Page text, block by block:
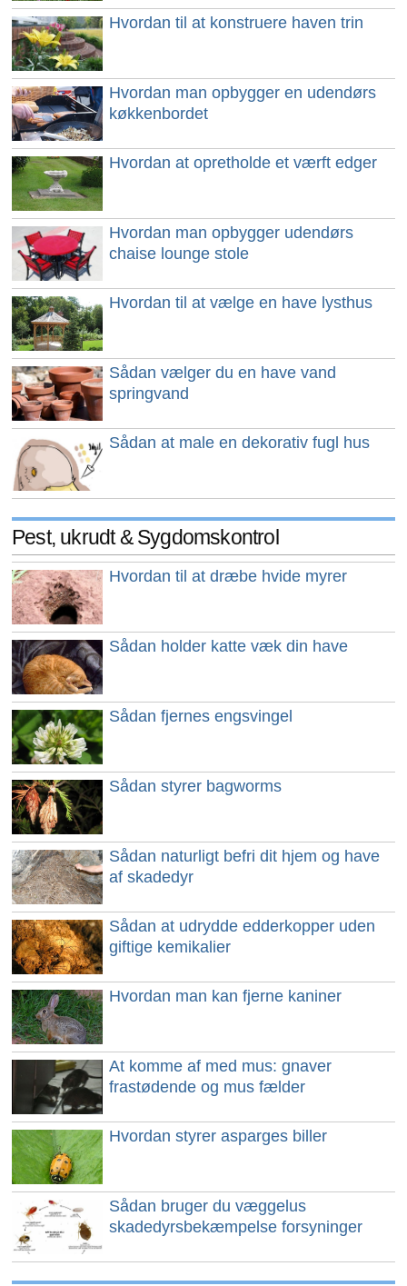
Hvordan til at konstruere haven trin
Hvordan man opbygger en udendørs
køkkenbordet
Hvordan at opretholde et værft edger
Hvordan man opbygger udendørs
chaise lounge stole
Hvordan til at vælge en have lysthus
Sådan vælger du en have vand
springvand
Sådan at male en dekorativ fugl hus
Pest, ukrudt & Sygdomskontrol
Hvordan til at dræbe hvide myrer
Sådan holder katte væk din have
Sådan fjernes engsvingel
Sådan styrer bagworms
Sådan naturligt befri dit hjem og have
af skadedyr
Sådan at udrydde edderkopper uden
giftige kemikalier
Hvordan man kan fjerne kaniner
At komme af med mus: gnaver
frastødende og mus fælder
Hvordan styrer asparges biller
Sådan bruger du væggelus
skadedyrsbekæmpelse forsyninger